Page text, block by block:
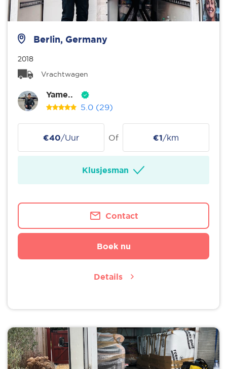
Berlin, Germany
2018
Vrachtwagen
Yame..
5.0 (29)
€40/Uur Of €1/km
Klusjesman
Contact
Boek nu
Details